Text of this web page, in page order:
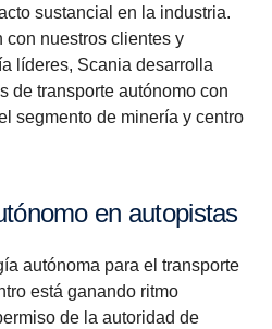
sustancial en la industria.
con nuestros clientes y
líderes, Scania desarrolla
de transporte autónomo con
segmento de minería y centro
en autopistas
autónoma para el transporte
está ganando ritmo
de la autoridad de